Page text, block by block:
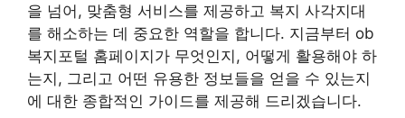
을 넘어, 맞춤형 서비스를 제공하고 복지 사각지대
를 해소하는 데 중요한 역할을 합니다. 지금부터 ob
복지포털 홈페이지가 무엇인지, 어떻게 활용해야 하
는지, 그리고 어떤 유용한 정보들을 얻을 수 있는지
에 대한 종합적인 가이드를 제공해 드리겠습니다.